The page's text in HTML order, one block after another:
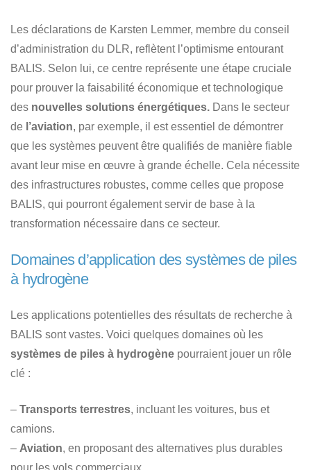
Les déclarations de Karsten Lemmer, membre du conseil
d’administration du DLR, reflètent l’optimisme entourant
BALIS. Selon lui, ce centre représente une étape cruciale
pour prouver la faisabilité économique et technologique
des nouvelles solutions énergétiques. Dans le secteur
de l’aviation, par exemple, il est essentiel de démontrer
que les systèmes peuvent être qualifiés de manière fiable
avant leur mise en œuvre à grande échelle. Cela nécessite
des infrastructures robustes, comme celles que propose
BALIS, qui pourront également servir de base à la
transformation nécessaire dans ce secteur.
Domaines d’application des systèmes de piles
à hydrogène
Les applications potentielles des résultats de recherche à
BALIS sont vastes. Voici quelques domaines où les
systèmes de piles à hydrogène pourraient jouer un rôle
clé :
– Transports terrestres, incluant les voitures, bus et
camions.
– Aviation, en proposant des alternatives plus durables
pour les vols commerciaux.